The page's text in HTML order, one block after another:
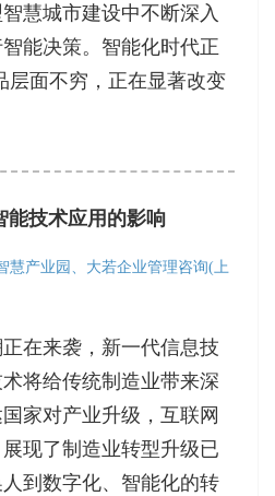
慧城市建设中不断深入
能决策。智能化时代正
层面不穷，正在显著改变
能技术应用的影响
慧产业园、大若企业管理咨询(上
在来袭，新一代信息技
将给传统制造业带来深
家对产业升级，互联网
现了制造业转型升级已
到数字化、智能化的转